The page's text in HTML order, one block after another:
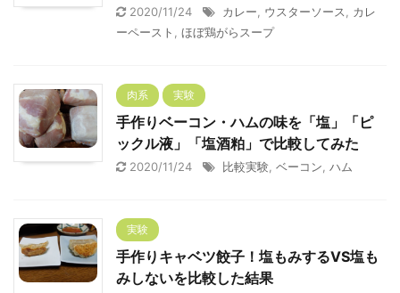
2020/11/24 カレー ウスターソース
カレ
ーペースト
ほぼ鶏がらスープ
肉系 実験
手作りベーコン・ハムの味を「塩」「ピ
ックル液」「塩酒粕」で比較してみた
2020/11/24 比較実験 ベーコン ハム
実験
手作りキャベツ餃子！塩もみするVS塩も
みしないを比較した結果